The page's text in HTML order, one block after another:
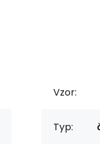
Vzor:
Typ: